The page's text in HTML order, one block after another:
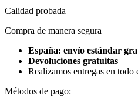
Calidad probada
Compra de manera segura
España: envío estándar
Devoluciones gratuitas
Realizamos entregas en todo
Métodos de pago: